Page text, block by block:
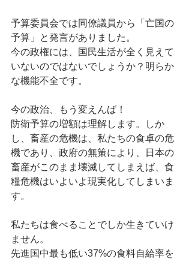
予算委員会では同僚議員から「亡国の
予算」と発言がありました。
今の政権には、国民生活が全く見えて
いないのではないでしょうか？明らか
な機能不全です。
今の政治、もう変えんば！
防衛予算の増額は理解します。しか
し、畜産の危機は、私たちの食卓の危
機であり、政府の無策により、日本の
畜産がこのまま壊滅してしまえば、食
糧危機はいよいよ現実化してしまいま
す。
私たちは食べることでしか生きていけ
ません。
先進国中最も低い37%の食料自給率を